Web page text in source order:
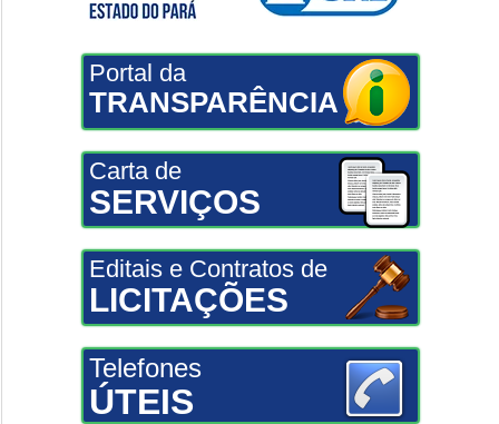
Portal da
TRANSPARÊNCIA
Carta de
SERVIÇOS
Editais e Contratos de
LICITAÇÕES
Telefones
ÚTEIS